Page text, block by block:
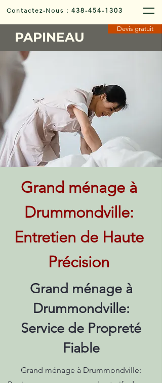
Contactez-Nous :438-454-1303
PAPINEAU
Devis gratuit
Grand ménage à
Drummondville:
Entretien de Haute
Précision
Grand ménage à
Drummondville:
Service de Propreté
Fiable
Grand ménage à Drummondville: